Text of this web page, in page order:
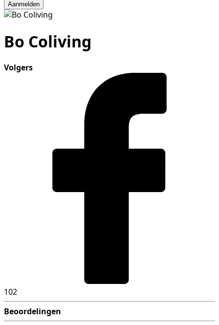
Aanmelden
Bo Coliving
Volgers
102
Beoordelingen